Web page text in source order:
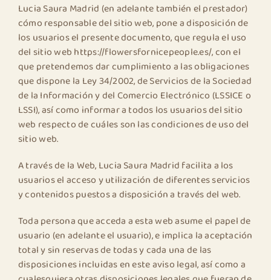
Lucia Saura Madrid (en adelante también el prestador)
cómo responsable del sitio web, pone a disposición de
los usuarios el presente documento, que regula el uso
del sitio web https://flowersfornicepeople.es/, con el
que pretendemos dar cumplimiento a las obligaciones
que dispone la Ley 34/2002, de Servicios de la Sociedad
de la Información y del Comercio Electrónico (LSSICE o
LSSI), así como informar a todos los usuarios del sitio
web respecto de cuáles son las condiciones de uso del
sitio web.
A través de la Web, Lucia Saura Madrid facilita a los
usuarios el acceso y utilización de diferentes servicios
y contenidos puestos a disposición a través del web.
Toda persona que acceda a esta web asume el papel de
usuario (en adelante el usuario), e implica la aceptación
total y sin reservas de todas y cada una de las
disposiciones incluidas en este aviso legal, así como a